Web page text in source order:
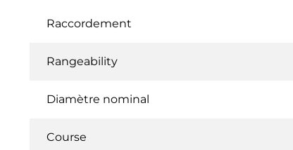
Raccordement
Rangeability
Diamètre nominal
Course